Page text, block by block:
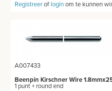
Registreerof loginom te kunnen
A007433
Beenpin Kirschner Wire
1 punt + round end